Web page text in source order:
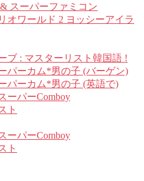
スーパーファミコン
オワールド 2 ヨッシーアイラ
ブ : マスターリスト韓国語 !
パーカム*男の子 (バーゲン)
パーカム*男の子 (英語で)
ーパーComboy
ト
ーパーComboy
ト